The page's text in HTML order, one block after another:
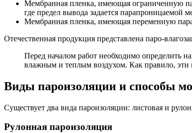
Мембранная пленка, имеющая ограниченную
где предел вывода задается парапроницаемой
Мембранная пленка, имеющая переменную
Отечественная продукция представлена паро-
Перед началом работ необходимо определить
влажным и теплым воздухом. Как правило, эти
Виды пароизоляции и способы
Существует два вида пароизоляции: листовая и
Рулонная пароизоляция